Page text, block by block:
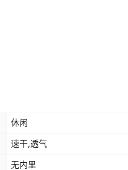
休闲
速干,透气
无内里